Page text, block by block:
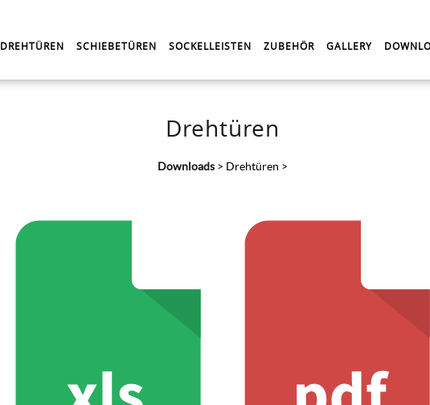
DREHTÜREN SCHIEBETÜREN SOCKELLEISTEN ZUBEHÖR GALLERY
Drehtüren
Downloads > Drehtüren >